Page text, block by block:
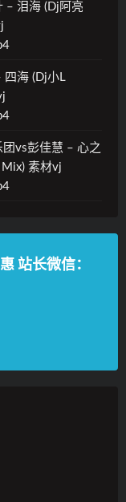
– 泪海 (Dj阿亮
四海 (Dj小L
团vs彭佳慧 – 心之
素材vj
站长微信：